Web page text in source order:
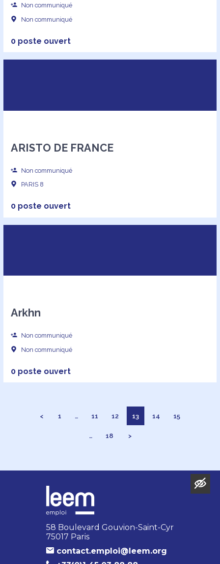
Non communiqué
Non communiqué
0 poste ouvert
ARISTO DE FRANCE
Non communiqué
PARIS 8
0 poste ouvert
Arkhn
Non communiqué
Non communiqué
0 poste ouvert
< 1 … 11 12 13 14 15
… 18 >
58 Boulevard Gouvion-Saint-Cyr
75017 Paris
contact.emploi@leem.org